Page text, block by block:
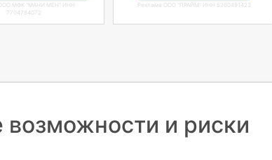
МФК "МАНИ МЕН" ИНН
7704784072
Реклама ООО "ПРАЙМ" ИНН 5260491423
и риски